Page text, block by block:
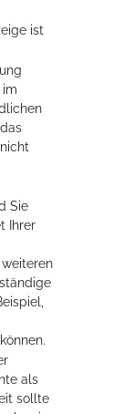
für Events
ist
Sie
Ihrer
als
sollte